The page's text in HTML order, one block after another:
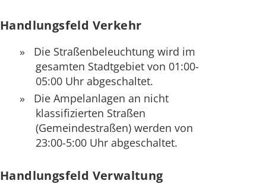
Handlungsfeld Verkehr
Die Straßenbeleuchtung wird im
gesamten Stadtgebiet von 01:00-
05:00 Uhr abgeschaltet.
Die Ampelanlagen an nicht
klassifizierten Straßen
(Gemeindestraßen) werden von
23:00-5:00 Uhr abgeschaltet.
Handlungsfeld Verwaltung